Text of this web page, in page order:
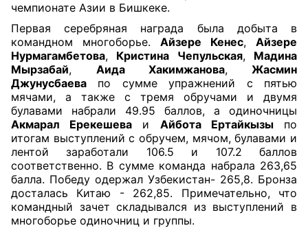
чемпионате Азии в Бишкеке.
Первая серебряная награда была добыта в
командном многоборье. Айзере Кенес, Айзере
Нурмагамбетова, Кристина Чепульская, Мадина
Мырзабай, Аида Хакимжанова, Жасмин
Джунусбаева по сумме упражнений с пятью
мячами, а также с тремя обручами и двумя
булавами набрали 49.95 баллов, а одиночницы
Акмарал Ерекешева и Айбота Ертайкызыпо
итогам выступлений с обручем, мячом, булавами и
лентой заработали 106.5 и 107.2 баллов
соответственно. В сумме команда набрала 263,65
балла. Победу одержал Узбекистан- 265,8. Бронза
досталась Китаю - 262,85. Примечательно, что
командный зачет складывался из выступлений в
многоборье одиночниц и группы.